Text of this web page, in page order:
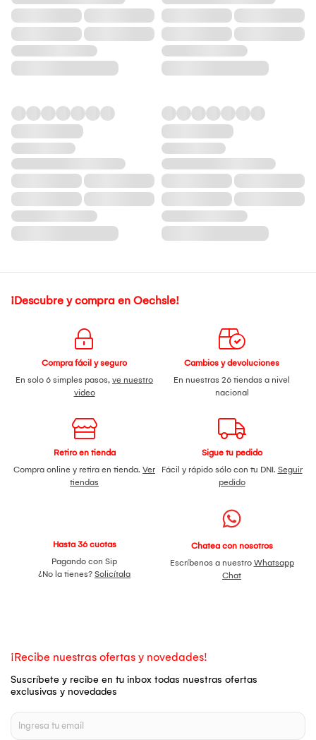
¡Descubre y compra en Oechsle!
Compra fácil y seguro
En solo 6 simples pasos, ve nuestro
video
Cambios y devoluciones
En nuestras 26 tiendas a nivel
nacional
Retiro en tienda
Compra online y retira en tienda. Ver
tiendas
Sigue tu pedido
Fácil y rápido sólo con tu DNI. Seguir
pedido
Hasta 36 cuotas
Pagando con Sip
¿No la tienes? Solicítala
Chatea con nosotros
Escríbenos a nuestro Whatsapp
Chat
¡Recibe nuestras ofertas y novedades!
Suscríbete y recibe en tu inbox todas nuestras ofertas
exclusivas y novedades